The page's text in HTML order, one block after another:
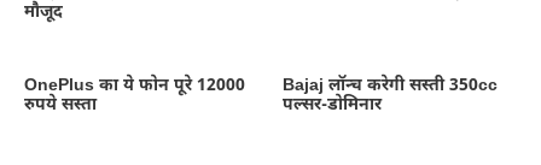
मौजूद
OnePlus का ये फोन पूरे 12000
रुपये सस्ता
Bajaj लॉन्च करेगी सस्ती 350cc
पल्सर-डोमिनार